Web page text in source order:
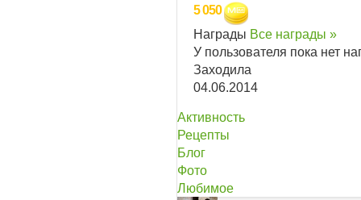
5 050
Награды Все награды »
У пользователя пока нет
Заходила
04.06.2014
Активность
Рецепты
Блог
Фото
Любимое